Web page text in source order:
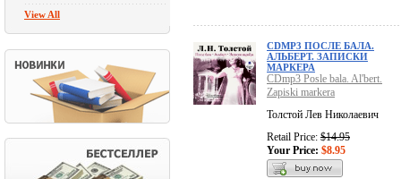
View All
CDMP3 ПОСЛЕ БАЛА.
АЛЬБЕРТ. ЗАПИСКИ
МАРКЕРА
CDmp3 Posle bala. Al'bert.
Zapiski markera
Толстой Лев Николаевич
Retail Price: $14.95
Your Price: $8.95